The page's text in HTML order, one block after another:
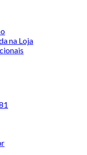
na Loja